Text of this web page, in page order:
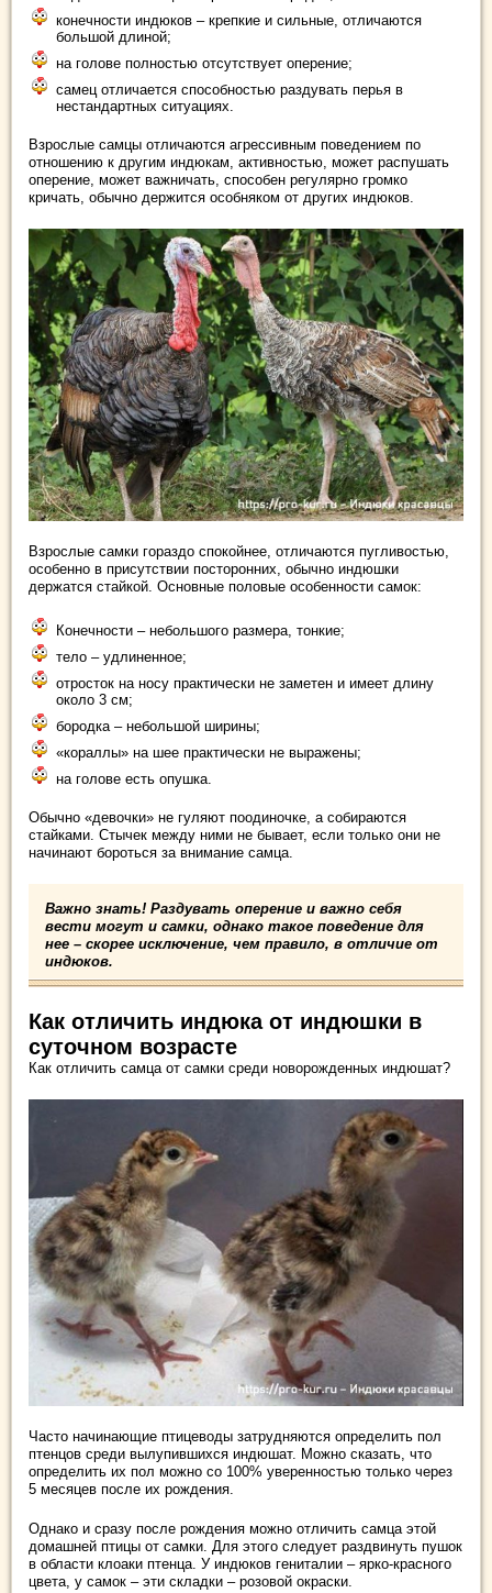
конечности индюков – крепкие и сильные, отличаются
большой длиной;
на голове полностью отсутствует оперение;
самец отличается способностью раздувать перья в
нестандартных ситуациях.
Взрослые самцы отличаются агрессивным поведением по
отношению к другим индюкам, активностью, может распушать
оперение, может важничать, способен регулярно громко
кричать, обычно держится особняком от других индюков.
Взрослые самки гораздо спокойнее, отличаются пугливостью,
особенно в присутствии посторонних, обычно индюшки
держатся стайкой. Основные половые особенности самок:
Конечности – небольшого размера, тонкие;
тело – удлиненное;
отросток на носу практически не заметен и имеет длину
около 3 см;
бородка – небольшой ширины;
«кораллы» на шее практически не выражены;
на голове есть опушка.
Обычно «девочки» не гуляют поодиночке, а собираются
стайками. Стычек между ними не бывает, если только они не
начинают бороться за внимание самца.
Важно знать! Раздувать оперение и важно себя
вести могут и самки, однако такое поведение для
нее – скорее исключение, чем правило, в отличие от
индюков.
Как отличить индюка от индюшки в
суточном возрасте
Как отличить самца от самки среди новорожденных индюшат?
Часто начинающие птицеводы затрудняются определить пол
птенцов среди вылупившихся индюшат. Можно сказать, что
определить их пол можно со 100% уверенностью только через
5 месяцев после их рождения.
Однако и сразу после рождения можно отличить самца этой
домашней птицы от самки. Для этого следует раздвинуть пушок
в области клоаки птенца. У индюков гениталии – ярко-красного
цвета, у самок – эти складки – розовой окраски.